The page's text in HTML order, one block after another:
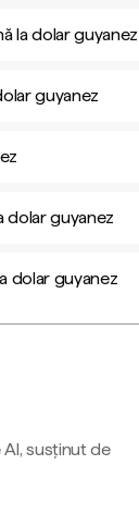
la dolar guyanez
guyanez
dolar guyanez
dolar guyanez
susținut de